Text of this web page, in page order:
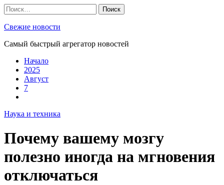
Skip
to
content
Найти:
Свежие новости
Самый быстрый агрегатор новостей
Начало
2025
Август
7
Наука и техника
Почему вашему мозгу
полезно иногда на мгновения
отключаться